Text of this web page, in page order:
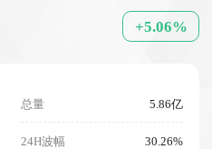
+5.06%
总量 5.86亿
24H波幅 30.26%